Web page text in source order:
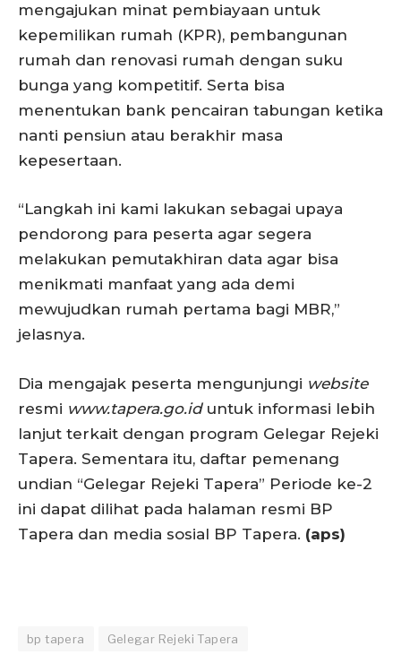
mengajukan minat pembiayaan untuk
kepemilikan rumah (KPR), pembangunan
rumah dan renovasi rumah dengan suku
bunga yang kompetitif. Serta bisa
menentukan bank pencairan tabungan ketika
nanti pensiun atau berakhir masa
kepesertaan.
“Langkah ini kami lakukan sebagai upaya
pendorong para peserta agar segera
melakukan pemutakhiran data agar bisa
menikmati manfaat yang ada demi
mewujudkan rumah pertama bagi MBR,”
jelasnya.
Dia mengajak peserta mengunjungi website
resmi www.tapera.go.iduntuk informasi lebih
lanjut terkait dengan program Gelegar Rejeki
Tapera. Sementara itu, daftar pemenang
undian “Gelegar Rejeki Tapera” Periode ke-2
ini dapat dilihat pada halaman resmi BP
Tapera dan media sosial BP Tapera. (aps)
bp tapera Gelegar Rejeki Tapera